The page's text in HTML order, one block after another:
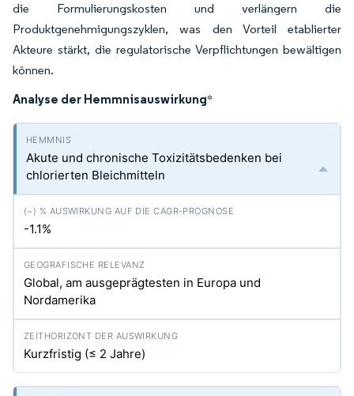
die Formulierungskosten und verlängern die
Produktgenehmigungszyklen, was den Vorteil etablierter
Akteure stärkt, die regulatorische Verpflichtungen bewältigen
können.
Analyse der Hemmnisauswirkung*
Akute und chronische Toxizitätsbedenken bei
chlorierten Bleichmitteln
-1.1%
Global, am ausgeprägtesten in Europa und
Nordamerika
Kurzfristig (≤ 2 Jahre)